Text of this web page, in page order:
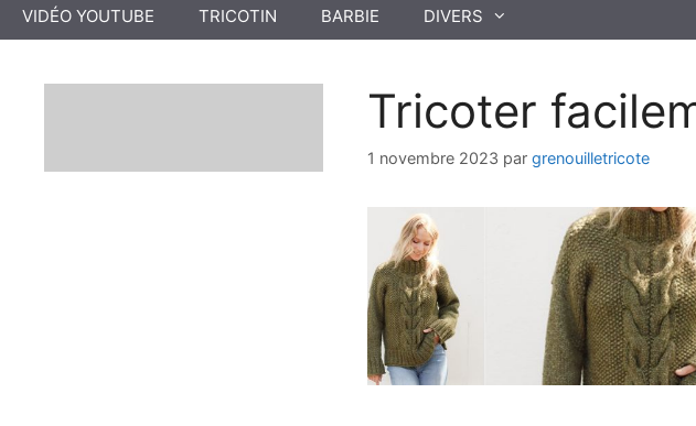
VIDÉO YOUTUBE TRICOTIN BARBIE DIVERS
Tricoter
1 novembre 2023 par grenouilletricote